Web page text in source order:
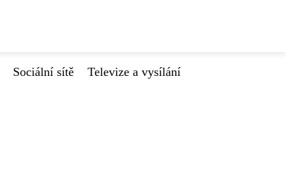
Sociální sítě Televize a vysílání